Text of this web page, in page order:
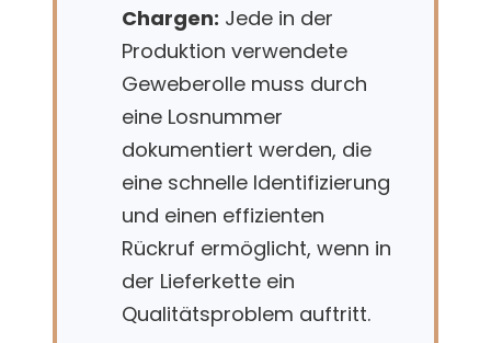
Chargen: Jede in der
Produktion verwendete
Geweberolle muss durch
eine Losnummer
dokumentiert werden, die
eine schnelle Identifizierung
und einen effizienten
Rückruf ermöglicht, wenn in
der Lieferkette ein
Qualitätsproblem auftritt.